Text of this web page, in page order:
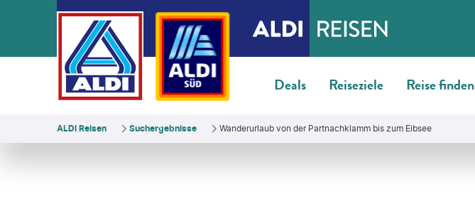
Deals Reiseziele Reise finden
ALDI Reisen Suchergebnisse Wanderurlaub von der Partnachklamm bis zum Eibsee